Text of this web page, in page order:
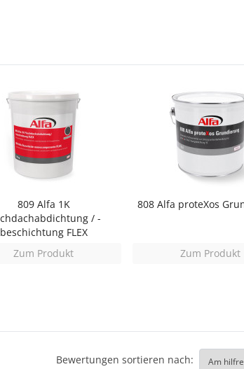
809 Alfa 1K
/ -
beschichtung FLEX
Zum Produkt
808 Alfa proteXos
Zum Produkt
Bewertungen sortieren nach: